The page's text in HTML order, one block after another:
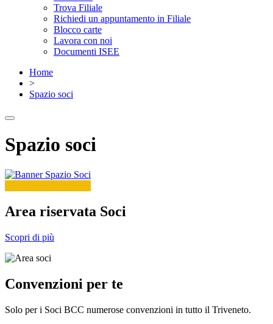
Trova Filiale
Richiedi un appuntamento in Filiale
Blocco carte
Lavora con noi
Documenti ISEE
Home
>
Spazio soci
Spazio soci
Area riservata Soci
Scopri di più
Convenzioni per te
Solo per i Soci BCC numerose convenzioni in tutto il Triveneto.